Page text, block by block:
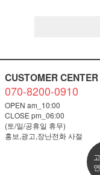
CUSTOMER CENTER
070-8200-0910
OPEN am_10:00
CLOSE pm_06:00
(토/일/공휴일 휴무)
홍보,광고,장난전화 사절